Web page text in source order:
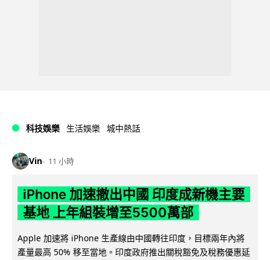
科技娛樂 生活娛樂 城中熱話
Vin 11 小時
iPhone 加速撤出中國 印度成新機主要
基地 上年組裝增至5500萬部
Apple 加速將 iPhone 生產線由中國轉往印度，目標兩年內將
產量最高 50% 移至當地。印度政府推出關稅豁免及稅務優惠延